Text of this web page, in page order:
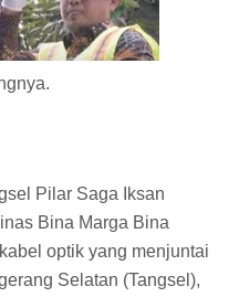
Pilar Saga Iksan
Bina Marga Bina
optik yang menjuntai
Selatan (Tangsel),